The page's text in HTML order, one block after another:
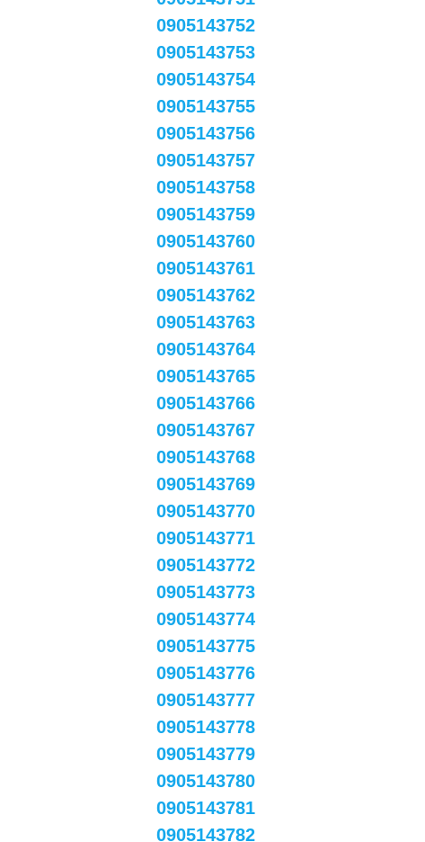
0905143752
0905143753
0905143754
0905143755
0905143756
0905143757
0905143758
0905143759
0905143760
0905143761
0905143762
0905143763
0905143764
0905143765
0905143766
0905143767
0905143768
0905143769
0905143770
0905143771
0905143772
0905143773
0905143774
0905143775
0905143776
0905143777
0905143778
0905143779
0905143780
0905143781
0905143782